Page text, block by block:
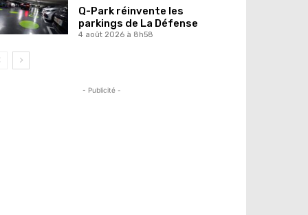
Q-Park réinvente les
parkings de La Défense
4 août 2026 à 8h58
- Publicité -